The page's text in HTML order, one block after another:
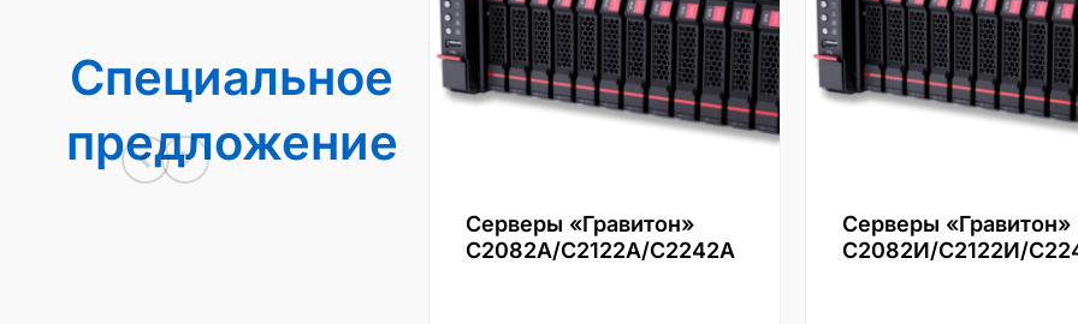
Специальное
предложение
Серверы «Гравитон»
С2082А/С2122А/С2242А
Серверы «Гравитон»
С2082И/С2122И/